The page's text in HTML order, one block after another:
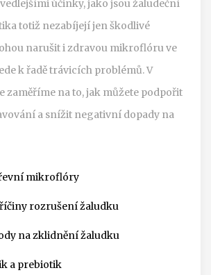
účinky, jako jsou žaludeční
totiž nezabíjejí jen škodlivé
narušit i zdravou mikroflóru ve
k řadě trávicích problémů. V
zaměříme na to, jak můžete podpořit
a snížit negativní dopady na
mikroflóry
rozrušení žaludku
na zklidnění žaludku
a prebiotik